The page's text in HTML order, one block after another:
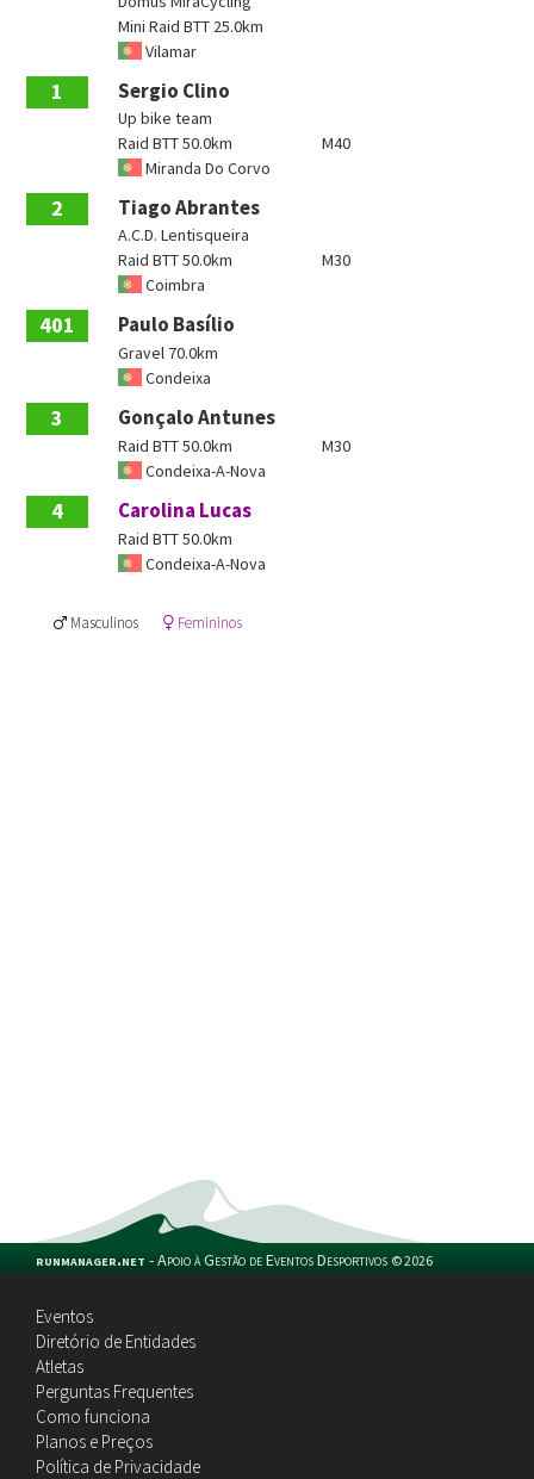
Mini Raid BTT 25.0km
Vilamar
1 Sergio Clino
Up bike team
Raid BTT 50.0km
M40
Miranda Do Corvo
2 Tiago Abrantes
A.C.D. Lentisqueira
Raid BTT 50.0km
M30
Coimbra
401 Paulo Basílio
Gravel 70.0km
Condeixa
3 Gonçalo Antunes
Raid BTT 50.0km
M30
Condeixa-A-Nova
4 Carolina Lucas
Raid BTT 50.0km
Condeixa-A-Nova
Masculinos Femininos
runmanager.net -Apoio à Gestão de Eventos Desportivos ©2026
Eventos
Diretório de Entidades
Atletas
Perguntas Frequentes
Como funciona
Planos e Preços
Política de Privacidade